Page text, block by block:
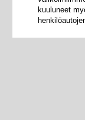
kuuluneet